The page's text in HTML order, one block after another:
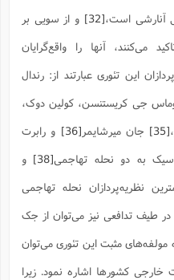
آنارشی است،[32]
و از سویی بر
می‌کنند، آنها را واقع‌گرایان
این تئوری عبارتند از: رندال
توماس جی کریستنسن، کولین دوک،
[35] جان میرشایمر[36]
و رابرت
به دو نحله تهاجمی[38]
و
نظریه‌پردازان نحله تهاجمی
در طیف تدافعی نیز می‌توان از جک
مولفه‌های مثبت این تئوری می‌توان
کشورها اشاره نمود. زیرا